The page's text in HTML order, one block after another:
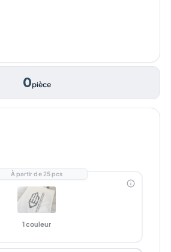
0pièce
À partir de 25 pcs
1 couleur